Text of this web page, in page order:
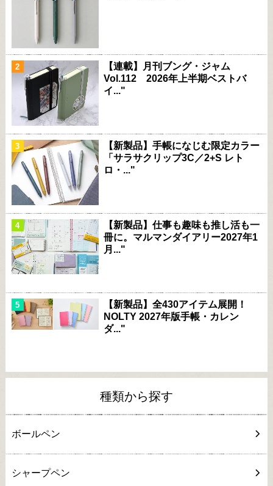
【連載】月刊ブング・ジャム
Vol.112 2026年上半期ベストバ
イ..."
【新製品】手帳になじむ限定カラー
「サラサクリップ3C／2+S レト
ロ・..."
【新製品】仕事も趣味も推し活も一
冊に。マルマンダイアリー2027年1
月..."
【新製品】全430アイテム展開！
NOLTY 2027年版手帳・カレン
ダ..."
種類から探す
ボールペン
シャープペン